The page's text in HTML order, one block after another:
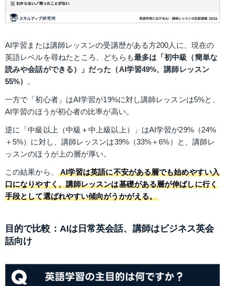
AI学習または講師レッスンの受講歴がある方200人に、現在の
英語レベルを尋ねたところ、どちらも最多は「初中級（簡単な
読みや会話ができる）」だった（AI学習49%、講師レッスン
55%） 。
一方で「初心者」はAI学習が19%に対し講師レッスンは5%と、
AI学習のほうが初心者の比率が高い。
逆に「中級以上（中級＋中上級以上）」はAI学習が29%（24%
＋5%）に対し、講師レッスンは39%（33%＋6%）と、講師レ
ッスンのほうが上の層が厚い。
この結果から、
AI学習は英語に不安がある層でも始めやすい入
口になりやすく、講師レッスンは基礎がある層が伸ばしに行く
手段として選ばれやすい傾向がうかがえる。
目的で比較：AIは日常英会話、講師はビジネス英会
話向け